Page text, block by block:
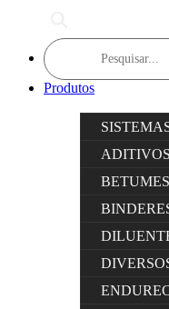
Products
search
Produtos
ADITIVOS